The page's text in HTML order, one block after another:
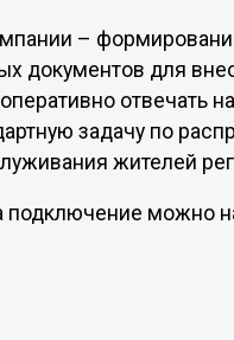
–
документов для
отвечать
задачу по
жителей
подключение можно